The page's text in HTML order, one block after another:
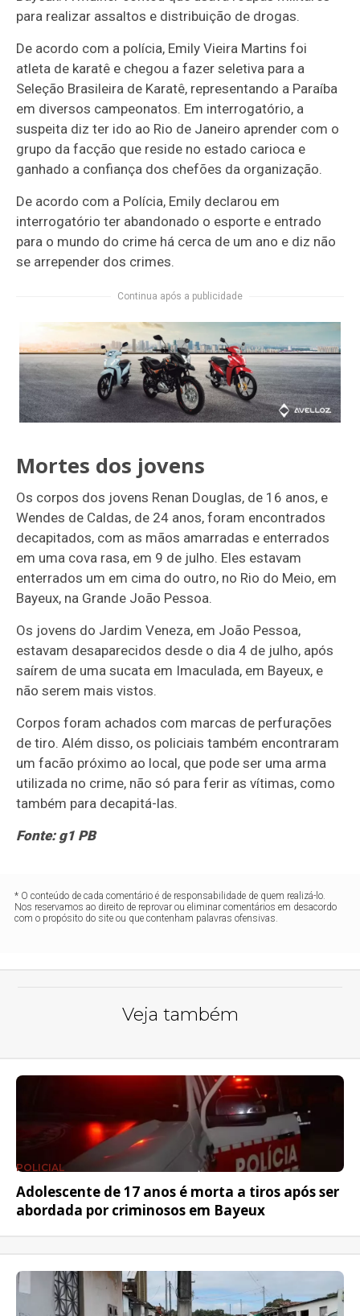
para realizar assaltos e distribuição de drogas.
De acordo com a polícia, Emily Vieira Martins foi
atleta de karatê e chegou a fazer seletiva para a
Seleção Brasileira de Karatê, representando a Paraíba
em diversos campeonatos. Em interrogatório, a
suspeita diz ter ido ao Rio de Janeiro aprender com o
grupo da facção que reside no estado carioca e
ganhado a confiança dos chefões da organização.
De acordo com a Polícia, Emily declarou em
interrogatório ter abandonado o esporte e entrado
para o mundo do crime há cerca de um ano e diz não
se arrepender dos crimes.
Continua após a publicidade
Mortes dos jovens
Os corpos dos jovens Renan Douglas, de 16 anos, e
Wendes de Caldas, de 24 anos, foram encontrados
decapitados, com as mãos amarradas e enterrados
em uma cova rasa, em 9 de julho. Eles estavam
enterrados um em cima do outro, no Rio do Meio, em
Bayeux, na Grande João Pessoa.
Os jovens do Jardim Veneza, em João Pessoa,
estavam desaparecidos desde o dia 4 de julho, após
saírem de uma sucata em Imaculada, em Bayeux, e
não serem mais vistos.
Corpos foram achados com marcas de perfurações
de tiro. Além disso, os policiais também encontraram
um facão próximo ao local, que pode ser uma arma
utilizada no crime, não só para ferir as vítimas, como
também para decapitá-las.
Fonte: g1 PB
* O conteúdo de cada comentário é de responsabilidade de quem realizá-lo.
Nos reservamos ao direito de reprovar ou eliminar comentários em desacordo
com o propósito do site ou que contenham palavras ofensivas.
Veja também
POLICIAL
Adolescente de 17 anos é morta a tiros após ser
abordada por criminosos em Bayeux